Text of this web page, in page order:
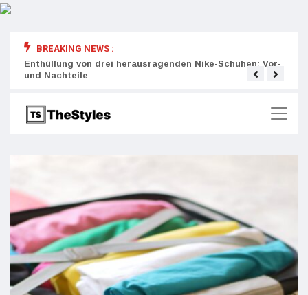
BREAKING NEWS :
Enthüllung von drei herausragenden Nike-Schuhen: Vor-
und Nachteile